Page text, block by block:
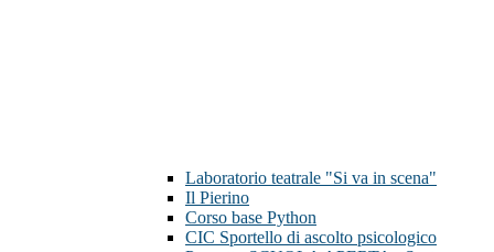
Laboratorio teatrale "Si va in scena"
Il Pierino
Corso base Python
CIC Sportello di ascolto psicologico